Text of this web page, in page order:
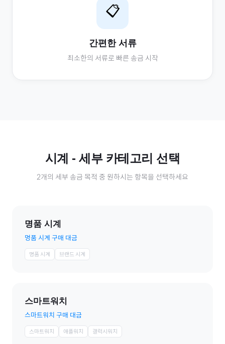
📋
간편한 서류
최소한의 서류로 빠른 송금 시작
시계 - 세부 카테고리 선택
2개의 세부 송금 목적 중 원하시는 항목을 선택하세요
명품 시계
명품 시계 구매 대금
명품 시계 브랜드 시계
스마트워치
스마트워치 구매 대금
스마트워치 애플워치 갤럭시워치